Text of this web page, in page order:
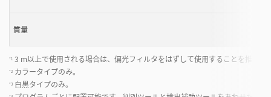
質量
*1 3 m以上で使用される場合は、偏光フィルタをはずして使用することを推奨し
*2 カラータイプのみ。
*3 白黒タイプのみ。